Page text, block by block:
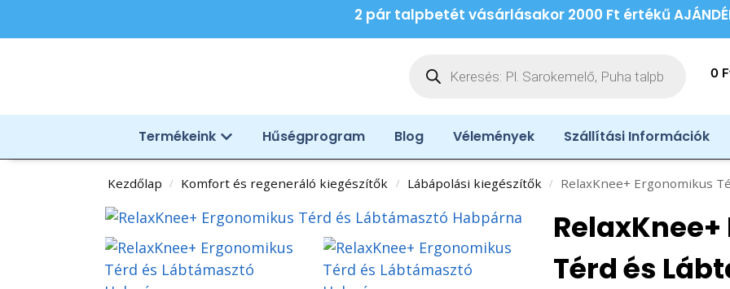
2 pár talpbetét vásárlásakor 2000 Ft értékű
0
Termékeink Hűségprogram Blog Vélemények Szállítási Információk
Kezdőlap / Komfort és regeneráló kiegészítők / Lábápolási kiegészítők / RelaxKnee+ Ergonomikus
Térd és